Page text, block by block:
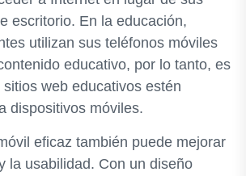
escritorio. En la educación,
utilizan sus teléfonos móviles
educativo, por lo tanto, es
web educativos estén
dispositivos móviles.
eficaz también puede mejorar
la usabilidad. Con un diseño